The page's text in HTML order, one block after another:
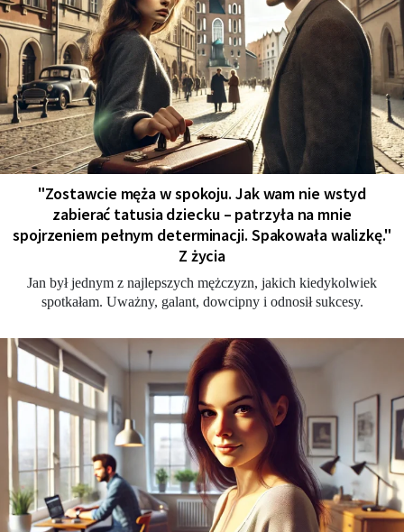
"Zostawcie męża w spokoju. Jak wam nie wstyd
zabierać tatusia dziecku – patrzyła na mnie
spojrzeniem pełnym determinacji. Spakowała walizkę."
Z życia
Jan był jednym z najlepszych mężczyzn, jakich kiedykolwiek
spotkałam. Uważny, galant, dowcipny i odnosił sukcesy.